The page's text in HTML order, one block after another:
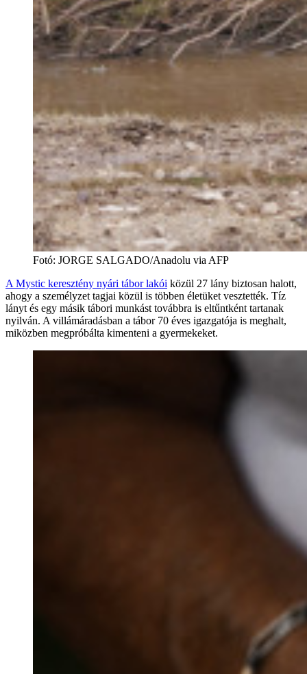
Fotó: JORGE SALGADO/Anadolu via AFP
A Mystic keresztény nyári tábor lakói közül 27 lány biztosan halott,
ahogy a személyzet tagjai közül is többen életüket vesztették. Tíz
lányt és egy másik tábori munkást továbbra is eltűntként tartanak
nyilván. A villámáradásban a tábor 70 éves igazgatója is meghalt,
miközben megpróbálta kimenteni a gyermekeket.